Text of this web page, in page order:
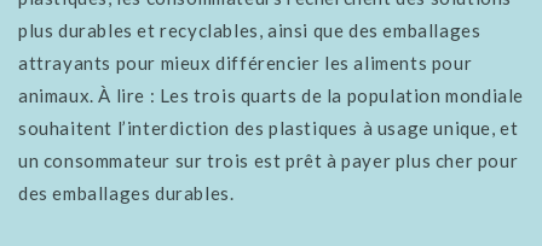
plus durables et recyclables, ainsi que des emballages
attrayants pour mieux différencier les aliments pour
animaux. À lire : Les trois quarts de la population mondiale
souhaitent l’interdiction des plastiques à usage unique, et
un consommateur sur trois est prêt à payer plus cher pour
des emballages durables.